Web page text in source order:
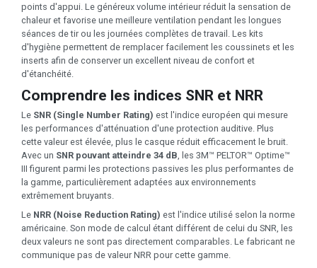
points d'appui. Le généreux volume intérieur réduit la sensation de
chaleur et favorise une meilleure ventilation pendant les longues
séances de tir ou les journées complètes de travail. Les kits
d'hygiène permettent de remplacer facilement les coussinets et les
inserts afin de conserver un excellent niveau de confort et
d'étanchéité.
Comprendre les indices SNR et NRR
Le SNR (Single Number Rating) est l'indice européen qui mesure
les performances d'atténuation d'une protection auditive. Plus
cette valeur est élevée, plus le casque réduit efficacement le bruit.
Avec un SNR pouvant atteindre 34 dB, les 3M™ PELTOR™ Optime™
III figurent parmi les protections passives les plus performantes de
la gamme, particulièrement adaptées aux environnements
extrêmement bruyants.
Le NRR (Noise Reduction Rating) est l'indice utilisé selon la norme
américaine. Son mode de calcul étant différent de celui du SNR, les
deux valeurs ne sont pas directement comparables. Le fabricant ne
communique pas de valeur NRR pour cette gamme.